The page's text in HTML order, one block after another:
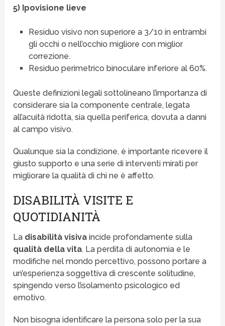
5) Ipovisione lieve
Residuo visivo non superiore a 3/10 in entrambi
gli occhi o nell’occhio migliore con miglior
correzione.
Residuo perimetrico binoculare inferiore al 60%.
Queste definizioni legali sottolineano l’importanza di
considerare sia la componente centrale, legata
all’acuità ridotta, sia quella periferica, dovuta a danni
al campo visivo.
Qualunque sia la condizione, è importante ricevere il
giusto supporto e una serie di interventi mirati per
migliorare la qualità di chi ne è affetto.
DISABILITÀ VISITE E
QUOTIDIANITÀ
La disabilità visiva incide profondamente sulla
qualità della vita. La perdita di autonomia e le
modifiche nel mondo percettivo, possono portare a
un’esperienza soggettiva di crescente solitudine,
spingendo verso l’isolamento psicologico ed
emotivo.
Non bisogna identificare la persona solo per la sua